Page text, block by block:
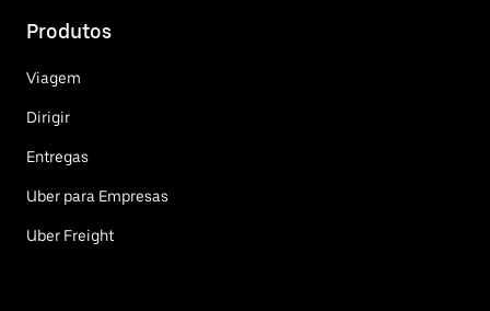
Produtos
Viagem
Dirigir
Entregas
Uber para Empresas
Uber Freight